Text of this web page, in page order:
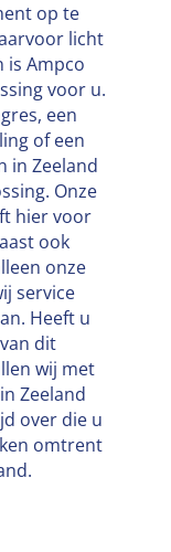
op te
licht
is Ampco
voor u.
een
of een
in Zeeland
Onze
hier voor
ook
onze
service
Heeft u
dit
wij met
Zeeland
over die u
omtrent